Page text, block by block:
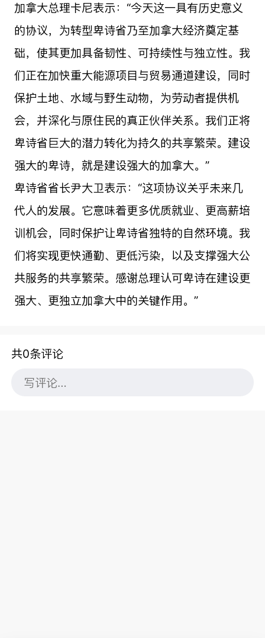
加拿大总理卡尼表示：“今天这一具有历史意义
的协议，为转型卑诗省乃至加拿大经济奠定基
础，使其更加具备韧性、可持续性与独立性。我
们正在加快重大能源项目与贸易通道建设，同时
保护土地、水域与野生动物，为劳动者提供机
会，并深化与原住民的真正伙伴关系。我们正将
卑诗省巨大的潜力转化为持久的共享繁荣。建设
强大的卑诗，就是建设强大的加拿大。”
卑诗省省长尹大卫表示：“这项协议关乎未来几
代人的发展。它意味着更多优质就业、更高薪培
训机会，同时保护让卑诗省独特的自然环境。我
们将实现更快通勤、更低污染，以及支撑强大公
共服务的共享繁荣。感谢总理认可卑诗在建设更
强大、更独立加拿大中的关键作用。”
共0条评论